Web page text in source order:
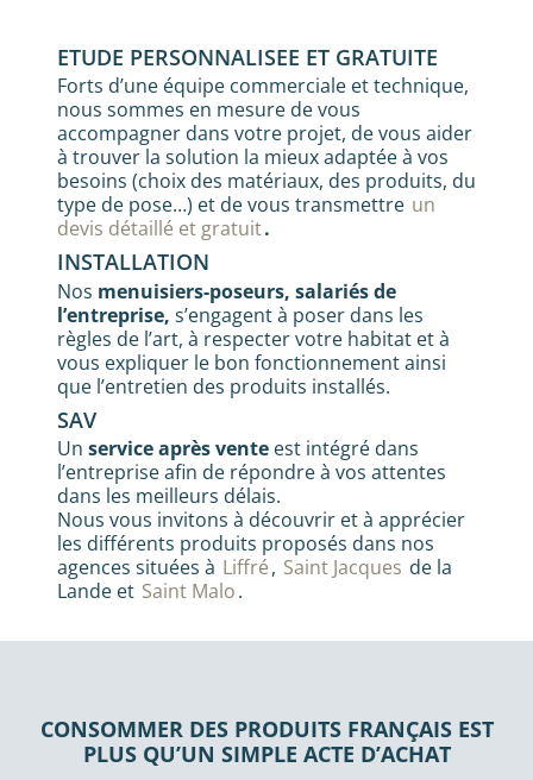
ETUDE PERSONNALISEE ET GRATUITE
Forts d’une équipe commerciale et technique,
nous sommes en mesure de vous
accompagner dans votre projet, de vous aider
à trouver la solution la mieux adaptée à vos
besoins (choix des matériaux, des produits, du
type de pose…) et de vous transmettre un
devis détaillé et gratuit.
INSTALLATION
Nos menuisiers-poseurs, salariés de
l’entreprise, s’engagent à poser dans les
règles de l’art, à respecter votre habitat et à
vous expliquer le bon fonctionnement ainsi
que l’entretien des produits installés.
SAV
Un service après vente est intégré dans
l’entreprise afin de répondre à vos attentes
dans les meilleurs délais.
Nous vous invitons à découvrir et à apprécier
les différents produits proposés dans nos
agences situées à Liffré, Saint Jacques de la
Lande et Saint Malo.
CONSOMMER DES PRODUITS FRANÇAIS EST
PLUS QU’UN SIMPLE ACTE D’ACHAT